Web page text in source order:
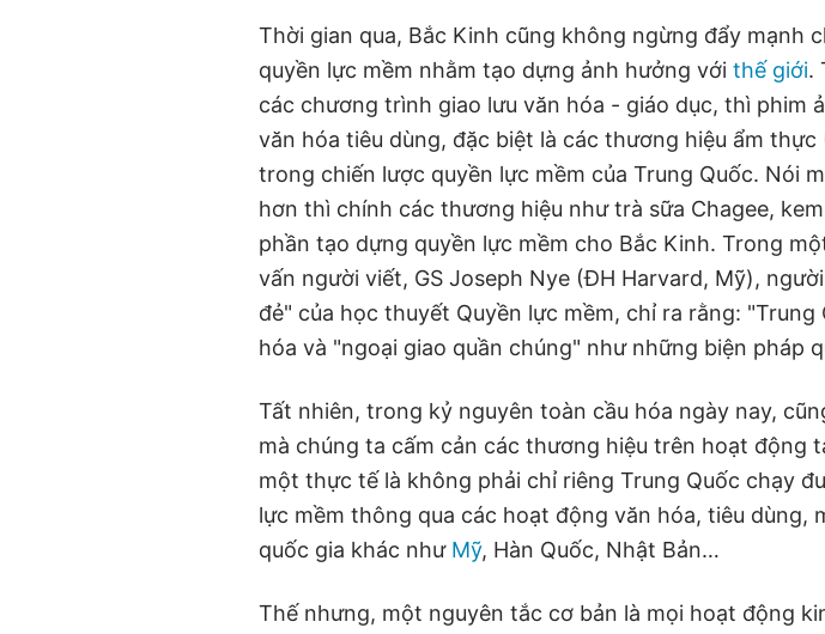
Thời gian qua, Bắc Kinh cũng không ngừng đẩy mạnh
quyền lực mềm nhằm tạo dựng ảnh hưởng với thế giới.
các chương trình giao lưu văn hóa - giáo dục, thì phim
văn hóa tiêu dùng, đặc biệt là các thương hiệu ẩm thực
trong chiến lược quyền lực mềm của Trung Quốc. Nói
hơn thì chính các thương hiệu như trà sữa Chagee,
phần tạo dựng quyền lực mềm cho Bắc Kinh. Trong
vấn người viết, GS Joseph Nye (ĐH Harvard, Mỹ),
đẻ" của học thuyết Quyền lực mềm, chỉ ra rằng: "Trung
hóa và "ngoại giao quần chúng" như những biện pháp
Tất nhiên, trong kỷ nguyên toàn cầu hóa ngày nay,
mà chúng ta cấm cản các thương hiệu trên hoạt động
một thực tế là không phải chỉ riêng Trung Quốc chạy
lực mềm thông qua các hoạt động văn hóa, tiêu dùng,
quốc gia khác như Mỹ, Hàn Quốc, Nhật Bản…
Thế nhưng, một nguyên tắc cơ bản là mọi hoạt động